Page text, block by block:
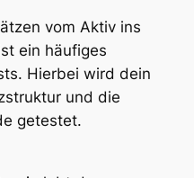
vom Aktiv ins
ein häufiges
Hierbei wird dein
und die
getestet.